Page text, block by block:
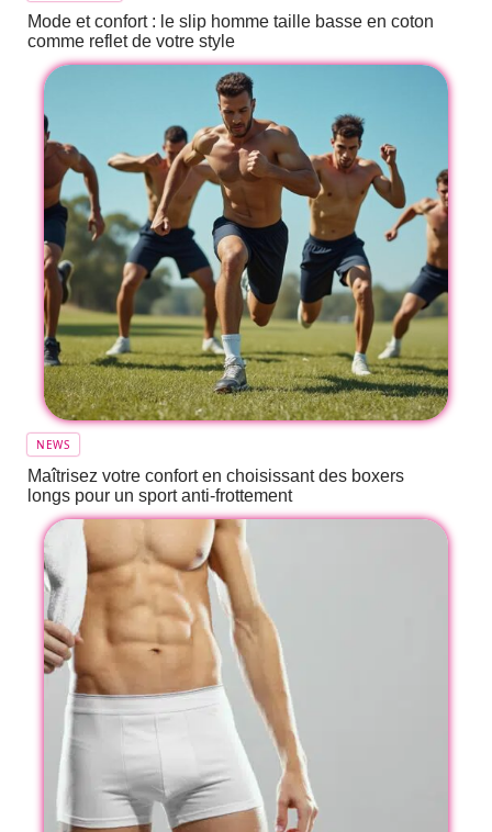
Mode et confort : le slip homme taille basse en coton
comme reflet de votre style
NEWS
Maîtrisez votre confort en choisissant des boxers
longs pour un sport anti-frottement